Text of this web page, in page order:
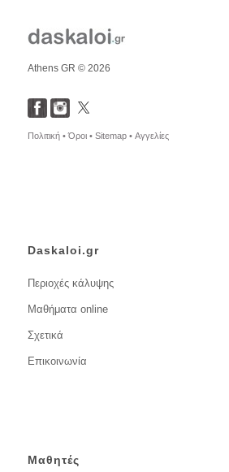
Athens GR © 2026
Πολιτική •Όροι • Sitemap • Αγγελίες
Daskaloi.gr
Περιοχές κάλυψης
Μαθήματα online
Σχετικά
Επικοινωνία
Μαθητές